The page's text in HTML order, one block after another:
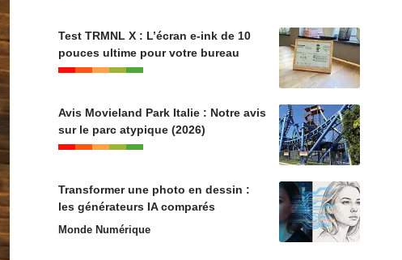
Test TRMNL X : L’écran e-ink de 10
pouces ultime pour votre bureau
Avis Movieland Park Italie : Notre avis
sur le parc atypique (2026)
Transformer une photo en dessin :
les générateurs IA comparés
Monde Numérique